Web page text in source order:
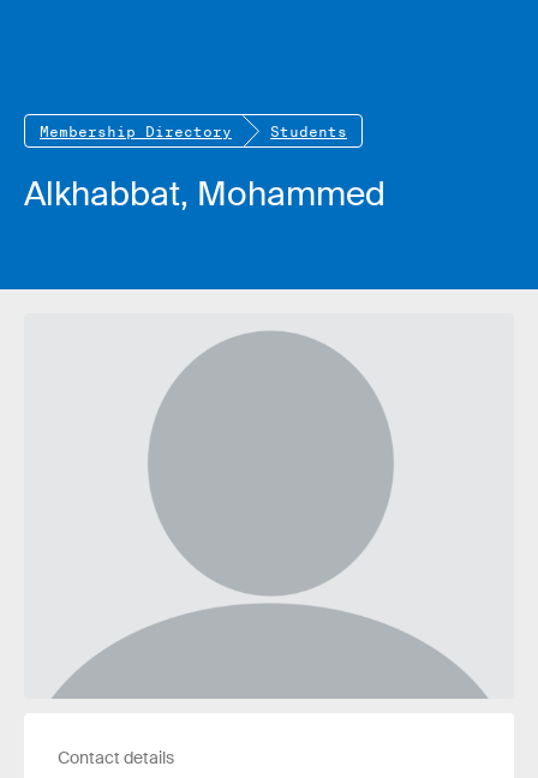
Membership Directory Students
Alkhabbat, Mohammed
Contact details